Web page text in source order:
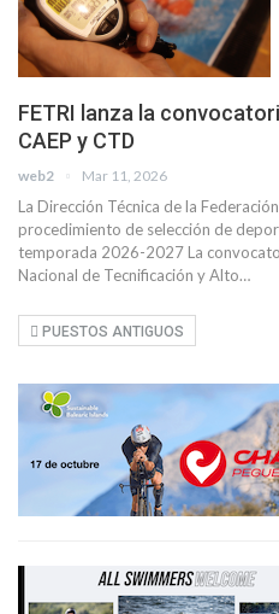
FETRI lanza la
CAEP y CTD
web2 Mar 11, 2026
La Dirección Técnica de la
procedimiento de selección de
temporada 2026-2027 La
Nacional de Tecnificación y Alto…
PUESTOS ANTIGUOS